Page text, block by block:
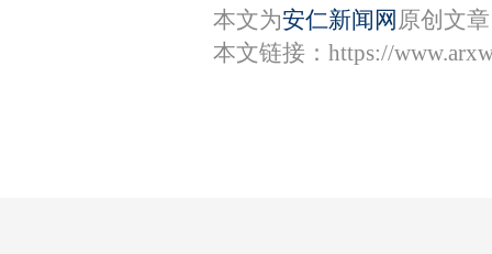
本文为安仁新闻网 原创文
本文链接： https://